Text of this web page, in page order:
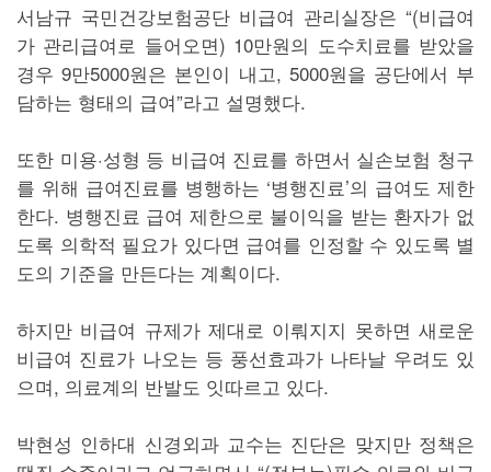
서남규 국민건강보험공단 비급여 관리실장은 “(비급여
가 관리급여로 들어오면) 10만원의 도수치료를 받았을
경우 9만5000원은 본인이 내고, 5000원을 공단에서 부
담하는 형태의 급여”라고 설명했다.
또한 미용·성형 등 비급여 진료를 하면서 실손보험 청구
를 위해 급여진료를 병행하는 ‘병행진료’의 급여도 제한
한다. 병행진료 급여 제한으로 불이익을 받는 환자가 없
도록 의학적 필요가 있다면 급여를 인정할 수 있도록 별
도의 기준을 만든다는 계획이다.
하지만 비급여 규제가 제대로 이뤄지지 못하면 새로운
비급여 진료가 나오는 등 풍선효과가 나타날 우려도 있
으며, 의료계의 반발도 잇따르고 있다.
박현성 인하대 신경외과 교수는 진단은 맞지만 정책은